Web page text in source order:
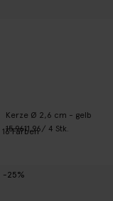
Kerze Ø 2,6 cm - gelb
15.9611.96 / 4 Stk.
16Farben
-25%